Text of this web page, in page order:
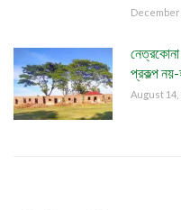
December
নেত্রকোনা
প্রকল্প নয়-
August 14,